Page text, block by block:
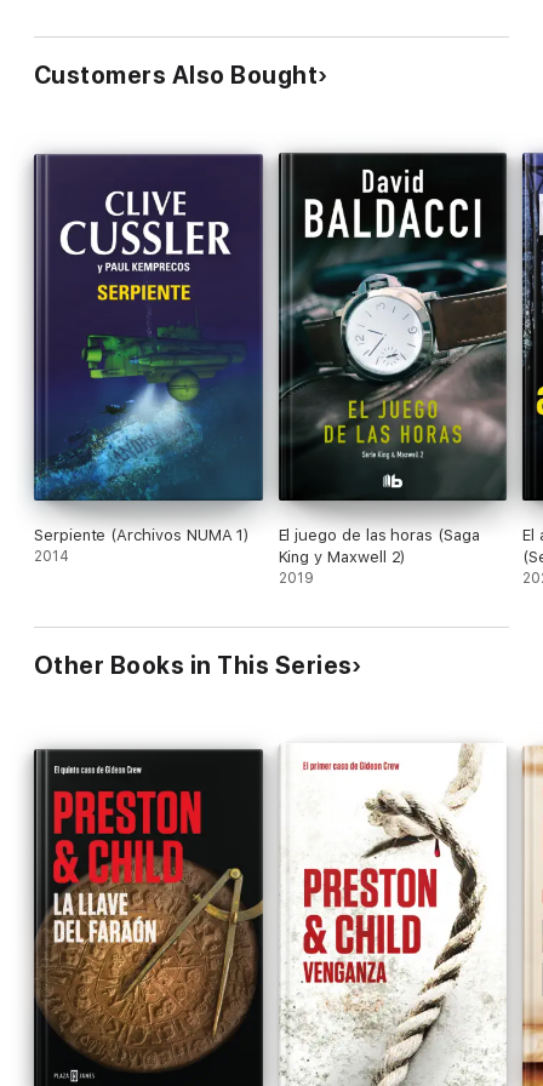
Customers Also Bought
Serpiente (Archivos NUMA 1)
2014
El juego de las horas (Saga
King y Maxwell 2)
2019
El
Other Books in This Series